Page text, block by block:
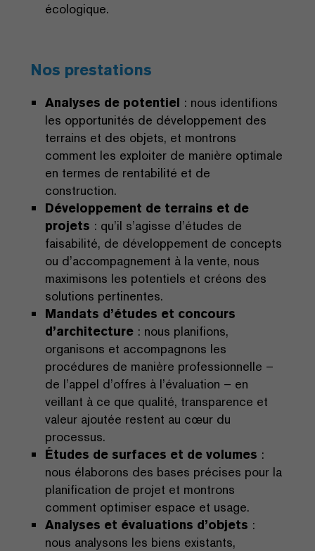
écologique.
Nos prestations
Analyses de potentiel : nous identifions
les opportunités de développement des
terrains et des objets, et montrons
comment les exploiter de manière optimale
en termes de rentabilité et de
construction.
Développement de terrains et de
projets : qu’il s’agisse d’études de
faisabilité, de développement de concepts
ou d’accompagnement à la vente, nous
maximisons les potentiels et créons des
solutions pertinentes.
Mandats d’études et concours
d’architecture : nous planifions,
organisons et accompagnons les
procédures de manière professionnelle –
de l’appel d’offres à l’évaluation – en
veillant à ce que qualité, transparence et
valeur ajoutée restent au cœur du
processus.
Études de surfaces et de volumes :
nous élaborons des bases précises pour la
planification de projet et montrons
comment optimiser espace et usage.
Analyses et évaluations d’objets :
nous analysons les biens existants,